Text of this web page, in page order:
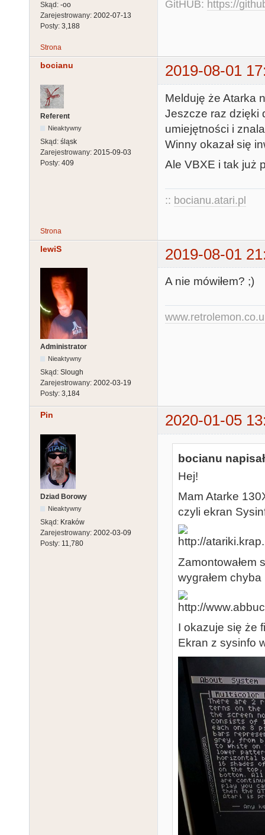
Skąd: -oo
Zarejestrowany: 2002-07-13
Posty: 3,188
GitHUB: https://
Strona
bocianu 2019-08-01
Referent
Nieaktywny
Skąd: śląsk
Zarejestrowany: 2015-09-03
Posty: 409
Melduję że Atarka
Jeszcze raz dzięki
umiejętności i
Winny okazał się
Ale VBXE i tak już
:: bocianu.atari.pl
Strona
lewiS 2019-08-01
Administrator
Nieaktywny
Skąd: Slough
Zarejestrowany: 2002-03-19
Posty: 3,184
A nie mówiłem? ;)
Pin 2020-01-05
Dziad Borowy
Nieaktywny
Skąd: Kraków
Zarejestrowany: 2002-03-09
Posty: 11,780
bocianu
Hej!
Mam Atarke
czyli ekran
Zamontowałem
wygrałem
I okazuje się że
Ekran z sysinfo